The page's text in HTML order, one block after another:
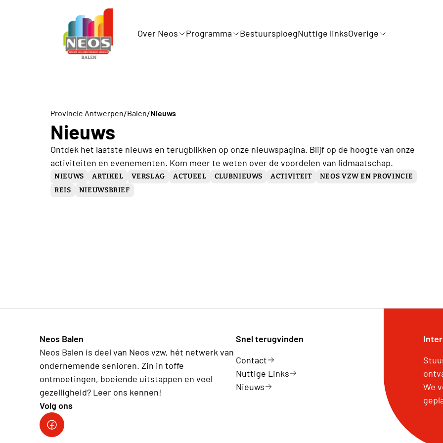
Over Neos Programma BestuursploegNuttige linksOverige
Provincie Antwerpen/Balen/Nieuws
Nieuws
Ontdek het laatste nieuws en terugblikken op onze nieuwspagina. Blijf op de hoogte van onze
activiteiten en evenementen. Kom meer te weten over de voordelen van lidmaatschap.
NIEUWS ARTIKEL VERSLAG ACTUEEL CLUBNIEUWS ACTIVITEIT
NEOS VZW EN PROVINCIE
REIS
NIEUWSBRIEF
Neos Balen
Neos Balen is deel van Neos vzw, hét netwerk van
ondernemende senioren. Zin in toffe
ontmoetingen, boeiende uitstappen en veel
gezelligheid? Leer ons kennen!
Volg ons
FB Neos Balen
Snel terugvinden
Contact
Nuttige Links
Nieuws
We